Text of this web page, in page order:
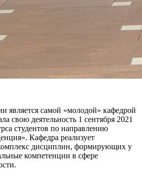
является самой «молодой» кафедрой
свою деятельность 1 сентября 2021
студентов по направлению
Кафедра реализует
дисциплин, формирующих у
компетенции в сфере